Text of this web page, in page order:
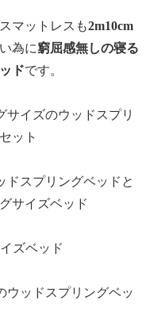
マットレスも2m10cm
為に窮屈感無しの寝る
ドです。
イズのウッドスプリ
ット
ドスプリングベッドと
サイズベッド
ズベッド
ウッドスプリングベッ